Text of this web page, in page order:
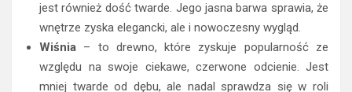
jest również dość twarde. Jego jasna barwa sprawia, że
wnętrze zyska elegancki, ale i nowoczesny wygląd.
Wiśnia – to drewno, które zyskuje popularność ze
względu na swoje ciekawe, czerwone odcienie. Jest
mniej twarde od dębu, ale nadal sprawdza się w roli